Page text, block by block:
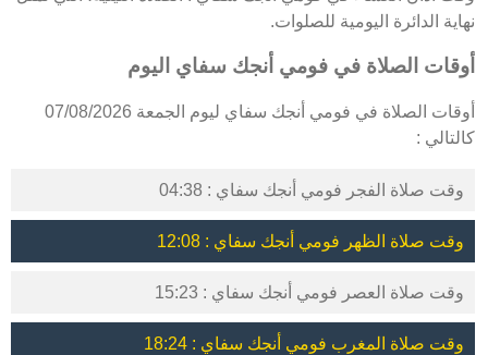
نهاية الدائرة اليومية للصلوات.
أوقات الصلاة في فومي أنجك سفاي اليوم
أوقات الصلاة في فومي أنجك سفاي ليوم الجمعة 07/08/2026
كالتالي :
وقت صلاة الفجر فومي أنجك سفاي : 04:38
وقت صلاة الظهر فومي أنجك سفاي : 12:08
وقت صلاة العصر فومي أنجك سفاي : 15:23
وقت صلاة المغرب فومي أنجك سفاي : 18:24